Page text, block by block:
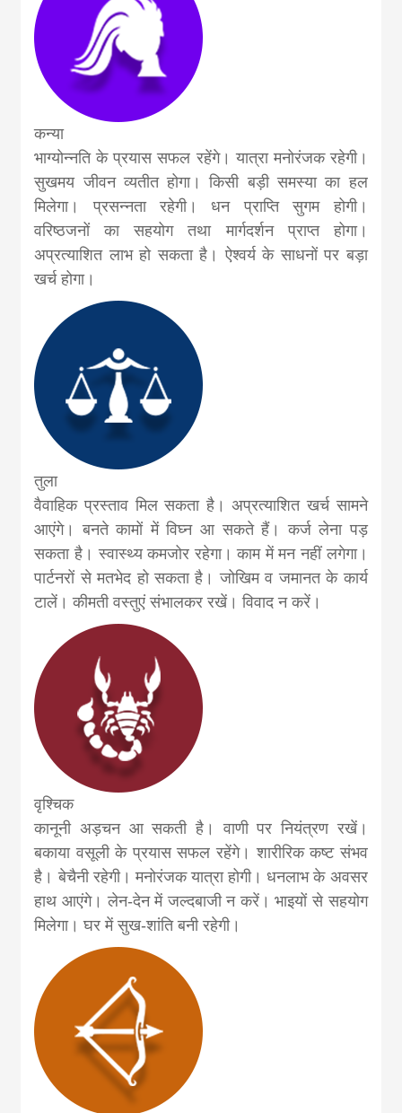
कन्या
भाग्योन्नति के प्रयास सफल रहेंगे। यात्रा मनोरंजक रहेगी।
सुखमय जीवन व्यतीत होगा। किसी बड़ी समस्या का हल
मिलेगा। प्रसन्नता रहेगी। धन प्र‍ाप्ति सुगम होगी।
वरिष्ठजनों का सहयोग तथा मार्गदर्शन प्राप्त होगा।
अप्रत्याशित लाभ हो सकता है। ऐश्वर्य के साधनों पर बड़ा
खर्च होगा।
तुला
वैवाहिक प्रस्ताव मिल सकता है। अप्रत्याशित खर्च सामने
आएंगे। बनते कामों में विघ्न आ सकते हैं। कर्ज लेना पड़
सकता है। स्वास्थ्य कमजोर रहेगा। काम में मन नहीं लगेगा।
पार्टनरों से मतभेद हो सकता है। जोखिम व जमानत के कार्य
टालें। कीमती वस्तुएं संभालकर रखें। विवाद न करें।
वृश्चिक
कानूनी अड़चन आ सकती है। वाणी पर नियंत्रण रखें।
बकाया वसूली के प्रयास सफल रहेंगे। शारीरिक कष्ट संभव
है। बेचैनी रहेगी। मनोरंजक यात्रा होगी। धनलाभ के अवसर
हाथ आएंगे। लेन-देन में जल्दबाजी न करें। भाइयों से सहयोग
मिलेगा। घर में सुख-शांति बनी रहेगी।